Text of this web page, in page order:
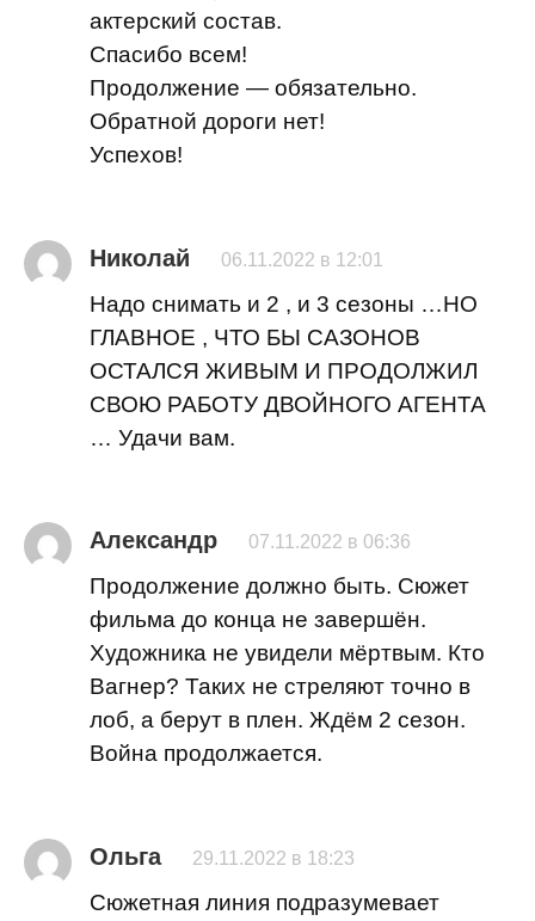
актерский состав.
Спасибо всем!
Продолжение — обязательно.
Обратной дороги нет!
Успехов!
Николай 06.11.2022 в 12:01
Надо снимать и 2 , и 3 сезоны …НО
ГЛАВНОЕ , ЧТО БЫ САЗОНОВ
ОСТАЛСЯ ЖИВЫМ И ПРОДОЛЖИЛ
СВОЮ РАБОТУ ДВОЙНОГО АГЕНТА
… Удачи вам.
Александр 07.11.2022 в 06:36
Продолжение должно быть. Сюжет
фильма до конца не завершён.
Художника не увидели мёртвым. Кто
Вагнер? Таких не стреляют точно в
лоб, а берут в плен. Ждём 2 сезон.
Война продолжается.
Ольга 29.11.2022 в 18:23
Сюжетная линия подразумевает